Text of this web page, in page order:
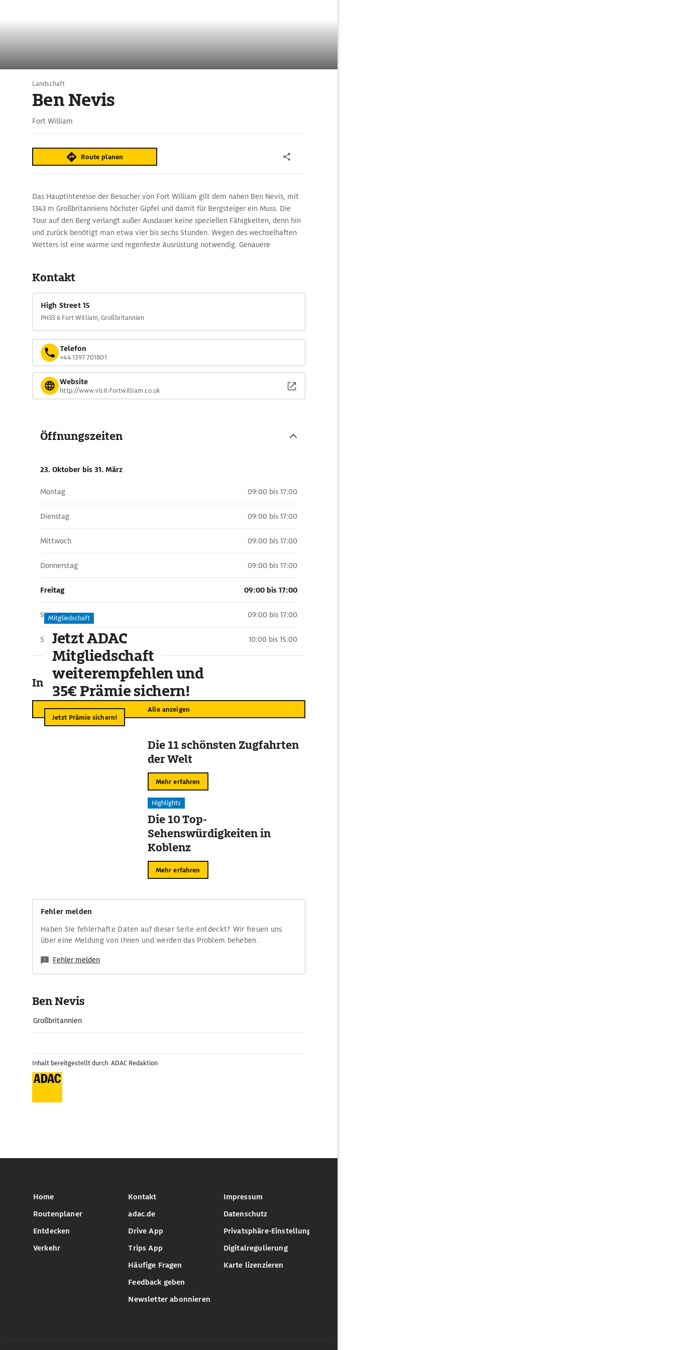
Landschaft
Ben Nevis
Fort William
Route planen
Das Hauptinteresse der Besucher von Fort William gilt dem nahen Ben Nevis, mit
1343 m Großbritanniens höchster Gipfel und damit für Bergsteiger ein Muss. Die
Tour auf den Berg verlangt außer Ausdauer keine speziellen Fähigkeiten, denn hin
und zurück benötigt man etwa vier bis sechs Stunden. Wegen des wechselhaften
Wetters ist eine warme und regenfeste Ausrüstung notwendig. Genauere
Kontakt
High Street 15
PH33 6 Fort William, Großbritannien
Telefon
+44 1397 701801
Website
http://www.visit-fortwilliam.co.uk
Öffnungszeiten
23. Oktober bis 31. März
Montag 09:00 bis 17:00
Dienstag 09:00 bis 17:00
Mittwoch 09:00 bis 17:00
Donnerstag 09:00 bis 17:00
Freitag 09:00 bis 17:00
Samstag 09:00 bis 17:00
Sonntag 10:00 bis 15:00
In der Umgebung
Alle anzeigen
Mitgliedschaft
Jetzt ADAC
Mitgliedschaft
weiterempfehlen und
35€ Prämie sichern!
Jetzt Prämie sichern!
Die 11 schönsten Zugfahrten
der Welt
Mehr erfahren
Highlights
Die 10 Top-
Sehenswürdigkeiten in
Koblenz
Mehr erfahren
Fehler melden
Haben Sie fehlerhafte Daten auf dieser Seite entdeckt? Wir freuen uns
über eine Meldung von Ihnen und werden das Problem beheben.
Fehler melden
Ben Nevis
Großbritannien
Inhalt bereitgestellt durch: ADAC Redaktion
Home
Routenplaner
Entdecken
Verkehr
Kontakt
adac.de
Drive App
Trips App
Häufige Fragen
Feedback geben
Newsletter abonnieren
Impressum
Datenschutz
Privatsphäre-Einstellungen
Digitalregulierung
Karte lizenzieren